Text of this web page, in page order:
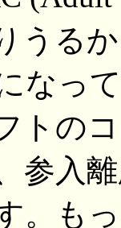
うる
なっ
トの
参入
。も